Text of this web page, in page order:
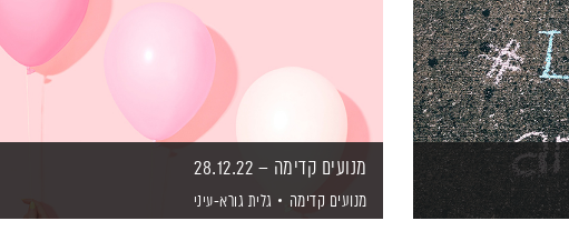
מנועים קדימה – 28.12.22
מנועים קדימה גלית גורא-עיני